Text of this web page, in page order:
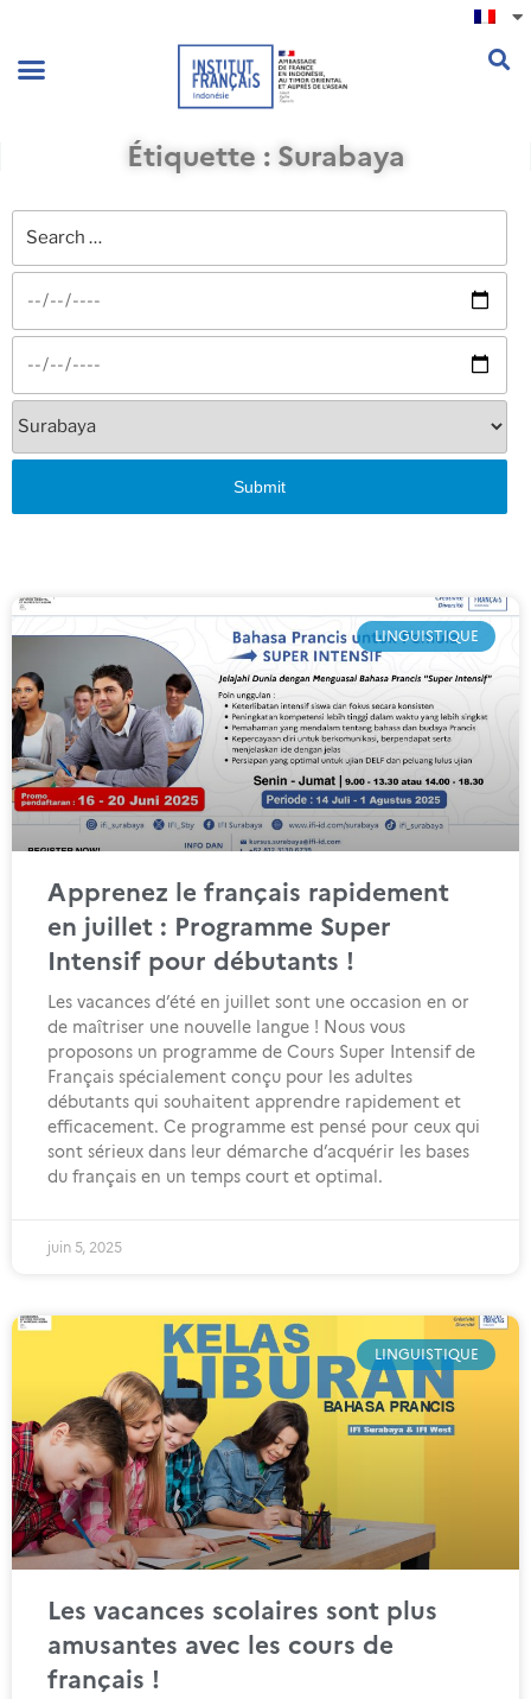
Étiquette : Surabaya
LINGUISTIQUE
Apprenez le français rapidement
en juillet : Programme Super
Intensif pour débutants !
Les vacances d’été en juillet sont une occasion en or
de maîtriser une nouvelle langue ! Nous vous
proposons un programme de Cours Super Intensif de
Français spécialement conçu pour les adultes
débutants qui souhaitent apprendre rapidement et
efficacement. Ce programme est pensé pour ceux qui
sont sérieux dans leur démarche d’acquérir les bases
du français en un temps court et optimal.
juin 5, 2025
LINGUISTIQUE
Les vacances scolaires sont plus
amusantes avec les cours de
français !